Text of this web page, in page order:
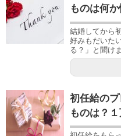
ものは何
結婚してから
好みもだいた
る？」と聞け
初任給の
ものは？